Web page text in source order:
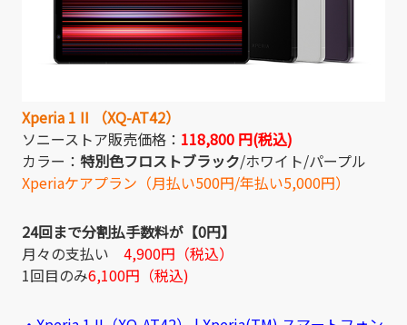
Xperia 1 II （XQ-AT42）
ソニーストア販売価格： 118,800 円(税込)
カラー： 特別色フロストブラック/ホワイト/パープル
Xperiaケアプラン（月払い500円/年払い5,000円）
24回まで分割払手数料が【0円】
月々の支払い 4,900円（税込）
1回目のみ6,100円（税込)